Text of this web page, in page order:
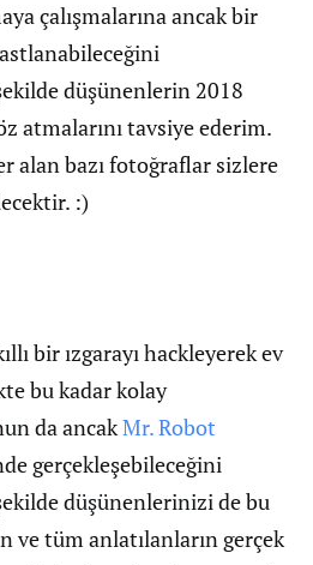
çalışmalarına ancak bir
düşünenlerin 2018
atmalarını tavsiye ederim.
alan bazı fotoğraflar sizlere
:)
bir ızgarayı hackleyerek ev
bu kadar kolay
da ancakMr. Robot
gerçekleşebileceğini
düşünenlerinizi de bu
ve tüm anlatılanların gerçek